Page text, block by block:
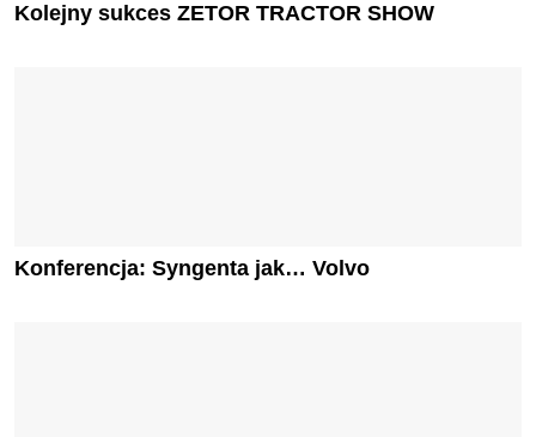
Kolejny sukces ZETOR TRACTOR SHOW
Konferencja: Syngenta jak… Volvo